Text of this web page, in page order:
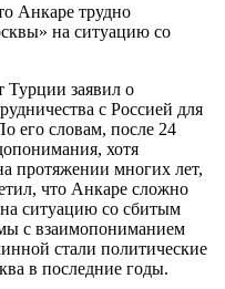
Анкаре трудно
на ситуацию со
Турции заявил о
с Россией для
его словам, после 24
хотя
протяжении многих лет,
что Анкаре сложно
ситуацию со сбитым
с взаимопониманием
стали политические
в последние годы.